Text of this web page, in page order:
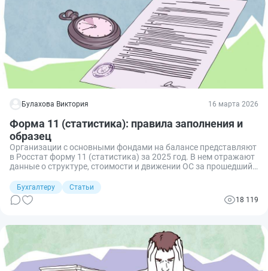
Булахова Виктория 16 марта 2026
Форма 11 (статистика): правила заполнения и
образец
Организации с основными фондами на балансе представляют
в Росстат форму 11 (статистика) за 2025 год. В нем отражают
данные о структуре, стоимости и движении ОС за прошедший
1 апреля.
Бухгалтеру
Статьи
18 119